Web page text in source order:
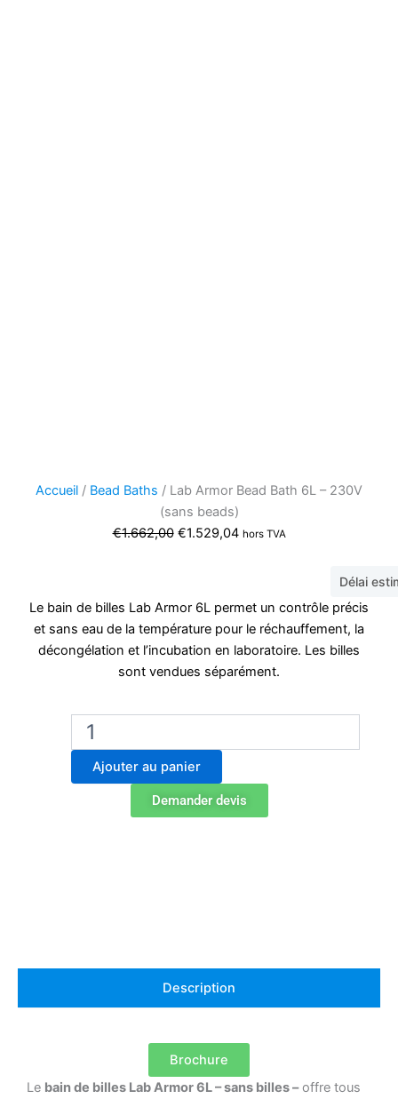
Accueil / Bead Baths / Lab Armor Bead Bath 6L – 230V
(sans beads)
€1.662,00 Le
€1.662,00.
€1.529,04Le
€1.529,04.
hors TVA
Délai
Le bain de billes Lab Armor 6L permet un contrôle précis
et sans eau de la température pour le réchauffement, la
décongélation et l’incubation en laboratoire. Les billes
sont vendues séparément.
quantité
Lab
Armor
Ajouter au panier
Demander devis
Description
Brochure
Le bain de billes Lab Armor 6L – sans billes –offre tous